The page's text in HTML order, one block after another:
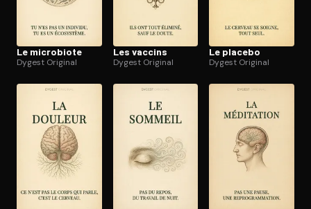
Le microbiote
Dygest Original
Les vaccins
Dygest Original
Le placebo
Dygest Original